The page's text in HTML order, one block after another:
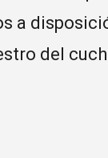
a
del